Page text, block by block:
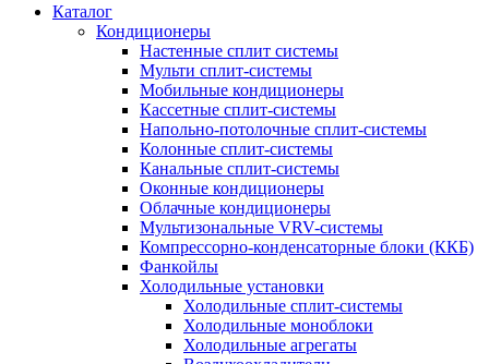
Каталог
Кондиционеры
Настенные сплит системы
Мульти сплит-системы
Мобильные кондиционеры
Кассетные сплит-системы
Напольно-потолочные сплит-системы
Колонные сплит-системы
Канальные сплит-системы
Оконные кондиционеры
Облачные кондиционеры
Мультизональные VRV-системы
Компрессорно-конденсаторные блоки (ККБ)
Фанкойлы
Холодильные установки
Холодильные сплит-системы
Холодильные моноблоки
Холодильные агрегаты